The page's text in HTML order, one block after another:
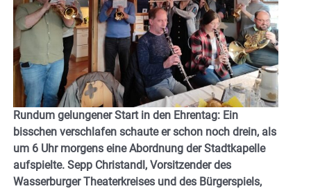
Rundum gelungener Start in den Ehrentag: Ein
bisschen verschlafen schaute er schon noch drein, als
um 6 Uhr morgens eine Abordnung der Stadtkapelle
aufspielte. Sepp Christandl, Vorsitzender des
Wasserburger Theaterkreises und des Bürgerspiels,